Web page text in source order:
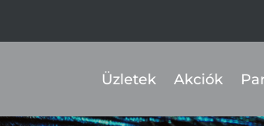
Üzletek Akciók